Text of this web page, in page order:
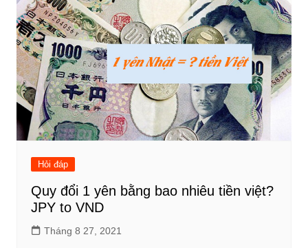
Hỏi đáp
Quy đổi 1 yên bằng bao nhiêu tiền việt?
JPY to VND
Tháng 8 27, 2021